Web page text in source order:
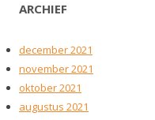
ARCHIEF
december 2021
november 2021
oktober 2021
augustus 2021